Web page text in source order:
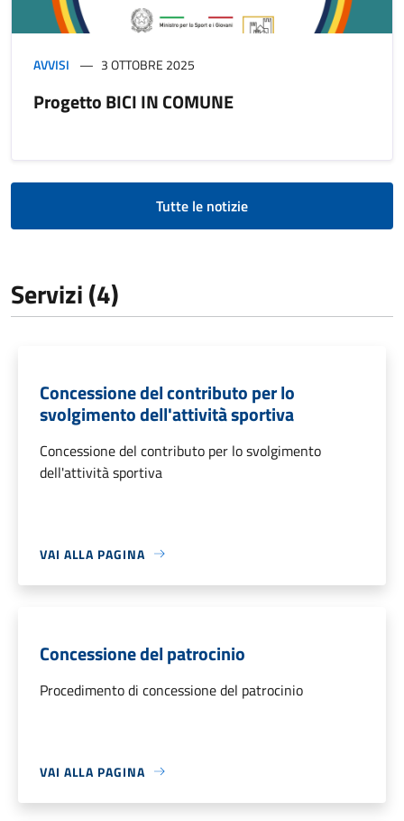
AVVISI 3 OTTOBRE 2025
Progetto BICI IN COMUNE
Tutte le notizie
Servizi (4)
Concessione del contributo per lo
svolgimento dell'attività sportiva
Concessione del contributo per lo svolgimento
dell'attività sportiva
VAI ALLA PAGINA
Concessione del patrocinio
Procedimento di concessione del patrocinio
VAI ALLA PAGINA